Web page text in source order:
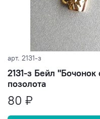
арт. 2131-з
2131-з Бейл
позолота
80 ₽